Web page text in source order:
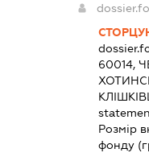
60014,
Розмір
фонду